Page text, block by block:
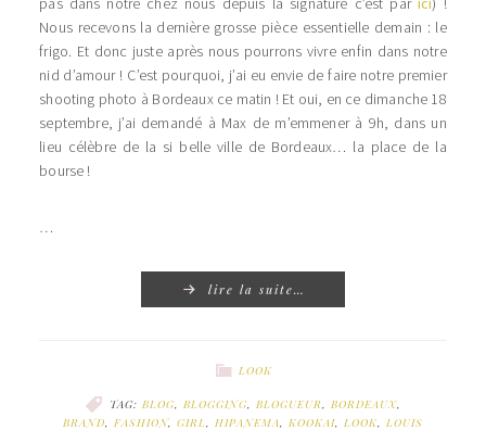
Nous recevons la dernière grosse pièce essentielle demain : le
frigo. Et donc juste après nous pourrons vivre enfin dans notre
nid d’amour ! C’est pourquoi, j’ai eu envie de faire notre premier
shooting photo à Bordeaux ce matin ! Et oui, en ce dimanche 18
septembre, j’ai demandé à Max de m’emmener à 9h, dans un
lieu célèbre de la si belle ville de Bordeaux… la place de la
bourse !
…
lire la suite…
LOOK
TAG: BLOG BLOGGING BLOGUEUR BORDEAUX
BRAND
FASHION, GIRL HIPANEMA KOOKAI LOOK
LOUIS